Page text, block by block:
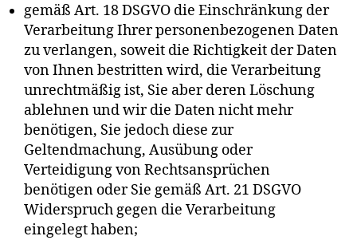
gemäß Art. 18 DSGVO die Einschränkung der
Verarbeitung Ihrer personenbezogenen Daten
zu verlangen, soweit die Richtigkeit der Daten
von Ihnen bestritten wird, die Verarbeitung
unrechtmäßig ist, Sie aber deren Löschung
ablehnen und wir die Daten nicht mehr
benötigen, Sie jedoch diese zur
Geltendmachung, Ausübung oder
Verteidigung von Rechtsansprüchen
benötigen oder Sie gemäß Art. 21 DSGVO
Widerspruch gegen die Verarbeitung
eingelegt haben;